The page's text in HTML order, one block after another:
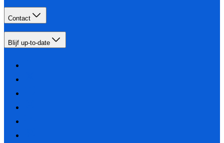
Contact
Blijf up-to-date